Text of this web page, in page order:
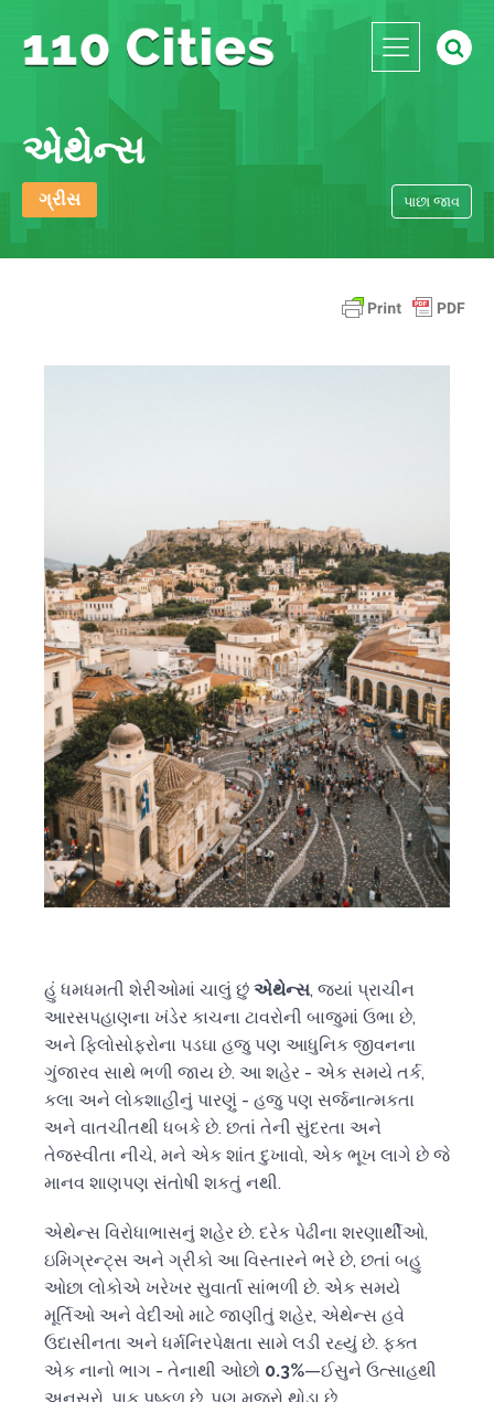
એથેન્સ
ગ્રીસ પાછા જાવ
હું ધમધમતી શેરીઓમાં ચાલું છું એથેન્સ, જ્યાં પ્રાચીન
આરસપહાણના ખંડેર કાચના ટાવરોની બાજુમાં ઉભા છે,
અને ફિલોસોફરોના પડઘા હજુ પણ આધુનિક જીવનના
ગુંજારવ સાથે ભળી જાય છે. આ શહેર - એક સમયે તર્ક,
કલા અને લોકશાહીનું પારણું - હજુ પણ સર્જનાત્મકતા
અને વાતચીતથી ધબકે છે. છતાં તેની સુંદરતા અને
તેજસ્વીતા નીચે, મને એક શાંત દુખાવો, એક ભૂખ લાગે છે જે
માનવ શાણપણ સંતોષી શકતું નથી.
એથેન્સ વિરોધાભાસનું શહેર છે. દરેક પેઢીના શરણાર્થીઓ,
ઇમિગ્રન્ટ્સ અને ગ્રીકો આ વિસ્તારને ભરે છે, છતાં બહુ
ઓછા લોકોએ ખરેખર સુવાર્તા સાંભળી છે. એક સમયે
મૂર્તિઓ અને વેદીઓ માટે જાણીતું શહેર, એથેન્સ હવે
ઉદાસીનતા અને ધર્મનિરપેક્ષતા સામે લડી રહ્યું છે. ફક્ત
એક નાનો ભાગ - તેનાથી ઓછો 0.3%—ઈસુને ઉત્સાહથી
અનુસરો. પાક પુષ્કળ છે, પણ મજૂરો થોડા છે.